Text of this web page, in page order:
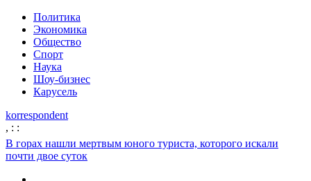
Политика
Экономика
Общество
Спорт
Наука
Шоу-бизнес
Карусель
korrespondent
, : :
В горах нашли мертвым юного туриста, которого искали
почти двое суток